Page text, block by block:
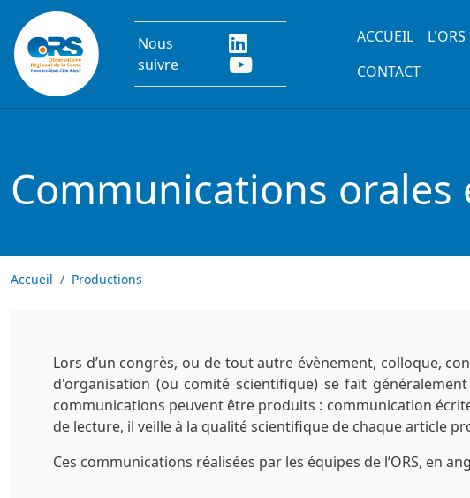
Aller au contenu principal
Nous
suivre
Main
ACCUEIL L'ORS
CONTACT
Communications orales
Accueil Productions
Lors d’un congrès, ou de tout autre évènement, colloque,
d'organisation (ou comité scientifique) se fait
communications peuvent être produits : communication
de lecture, il veille à la qualité scientifique de chaque article
Ces communications réalisées par les équipes de l’ORS, en